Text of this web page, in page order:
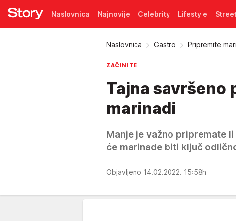
Naslovnica Najnovije Celebrity Lifestyle
Naslovnica Gastro Pripremite
ZAČINITE
Tajna savršeno
marinadi
Manje je važno pripremate
će marinade biti ključ
Objavljeno 14.02.2022. 15:58h